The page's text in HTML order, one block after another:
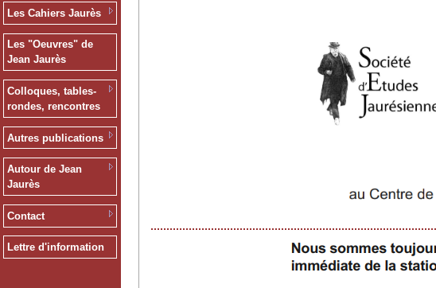
Les Cahiers Jaurès
Les "Oeuvres" de
Jean Jaurès
Colloques, tables-
rondes, rencontres
Autres publications
Autour de Jean
Jaurès
Contact
Lettre d'information